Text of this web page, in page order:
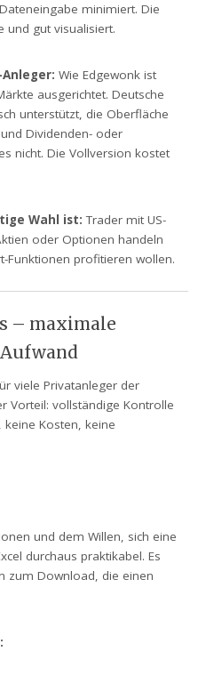
minimiert. Die
und gut visualisiert.
Wie Edgewonk ist
ausgerichtet. Deutsche
unterstützt, die Oberfläche
Dividenden- oder
nicht. Die Vollversion kostet
Wahl ist: Trader mit US-
oder Optionen handeln
Funktionen profitieren wollen.
– maximale
viele Privatanleger der
Vorteil: vollständige Kontrolle
Kosten, keine
und dem Willen, sich eine
durchaus praktikabel. Es
zum Download, die einen